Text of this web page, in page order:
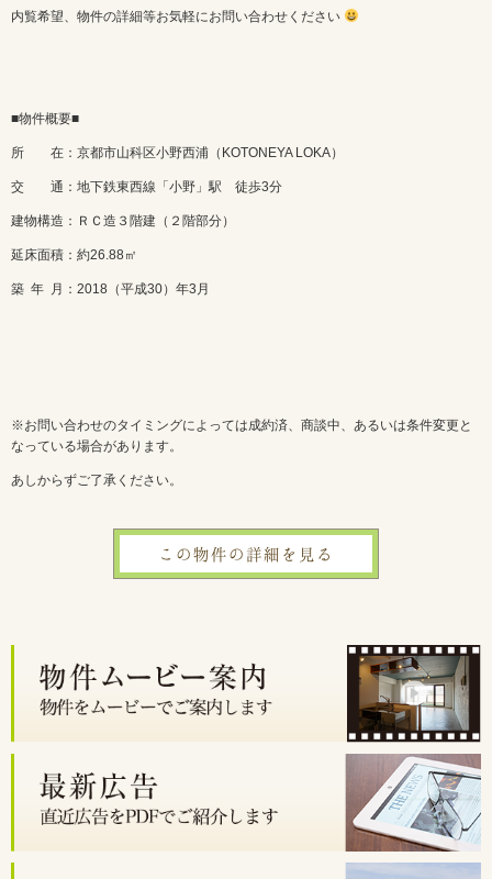
内覧希望、物件の詳細等お気軽にお問い合わせください
■物件概要■
所 在：京都市山科区小野西浦（KOTONEYA LOKA）
交 通：地下鉄東西線「小野」駅 徒歩3分
建物構造：ＲＣ造３階建（２階部分）
延床面積：約26.88㎡
築 年 月：2018（平成30）年3月
※お問い合わせのタイミングによっては成約済、商談中、あるいは条件変更と
なっている場合があります。
あしからずご了承ください。
この物件の詳細を見る